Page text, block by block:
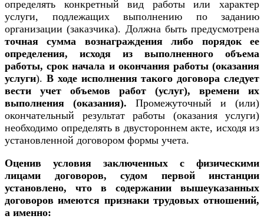
определять конкретный вид работы или характер
услуги, подлежащих выполнению по заданию
организации (заказчика). Должна быть предусмотрена
точная сумма вознаграждения либо порядок ее
определения, исходя из выполненного объема
работы, срок начала и окончания работы (оказания
услуги). В ходе исполнения такого договора следует
вести учет объемов работ (услуг), времени их
выполнения (оказания). Промежуточный и (или)
окончательный результат работы (оказания услуги)
необходимо определять в двустороннем акте, исходя из
установленной договором формы учета.
Оценив условия заключенных с физическими
лицами договоров, судом первой инстанции
установлено, что в содержании вышеуказанных
договоров имеются признаки трудовых отношений,
а именно: